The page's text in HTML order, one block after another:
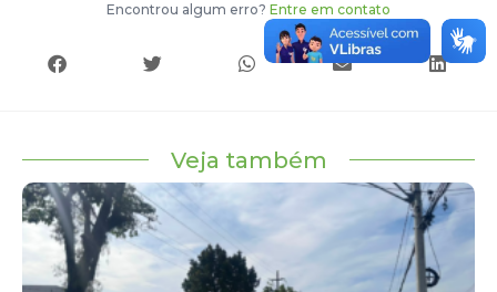
Encontrou algum erro? Entre em contato
Veja também